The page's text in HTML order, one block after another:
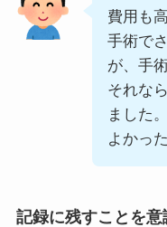
費用も
手術で
が、手
それな
ました
よかっ
記録に残すことを